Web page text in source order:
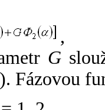
,
G
). Fázovou